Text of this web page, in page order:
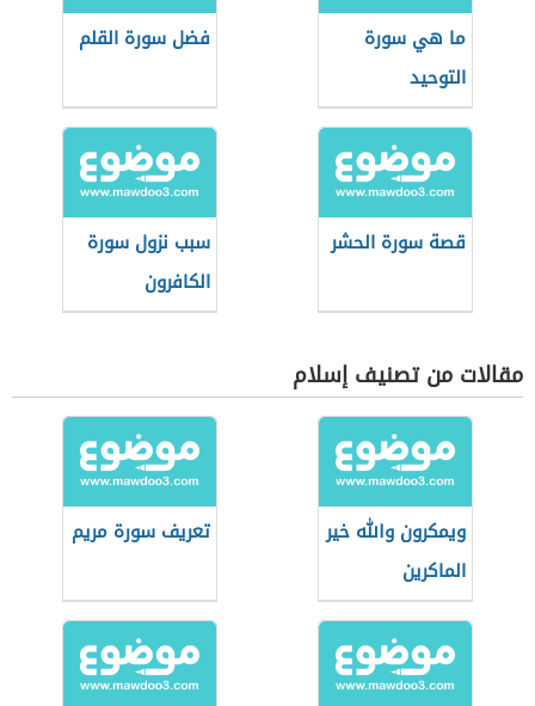
ما هي سورة
التوحيد
فضل سورة القلم
قصة سورة الحشر
سبب نزول سورة
الكافرون
مقالات من تصنيف إسلام
ويمكرون والله خير
الماكرين
تعريف سورة مريم